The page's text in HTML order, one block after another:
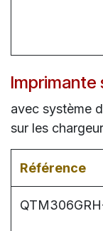
Imprimante
avec système
sur les
Référence